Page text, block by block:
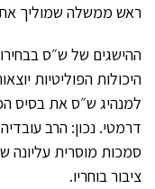
ראש ממשלה שמוליך
‏ההישגים של ש״ס
היכולות הפוליטיות
למנהיג ש״ס את בסיס
דרמטי. נכון: הרב
סמכות מוסרית עליונה
ציבור בוחריו.